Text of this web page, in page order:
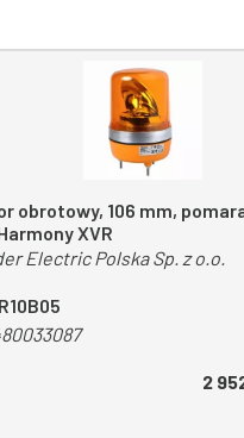
obrotowy, 106 mm,
XVR
Electric Polska Sp. z o.o.
2